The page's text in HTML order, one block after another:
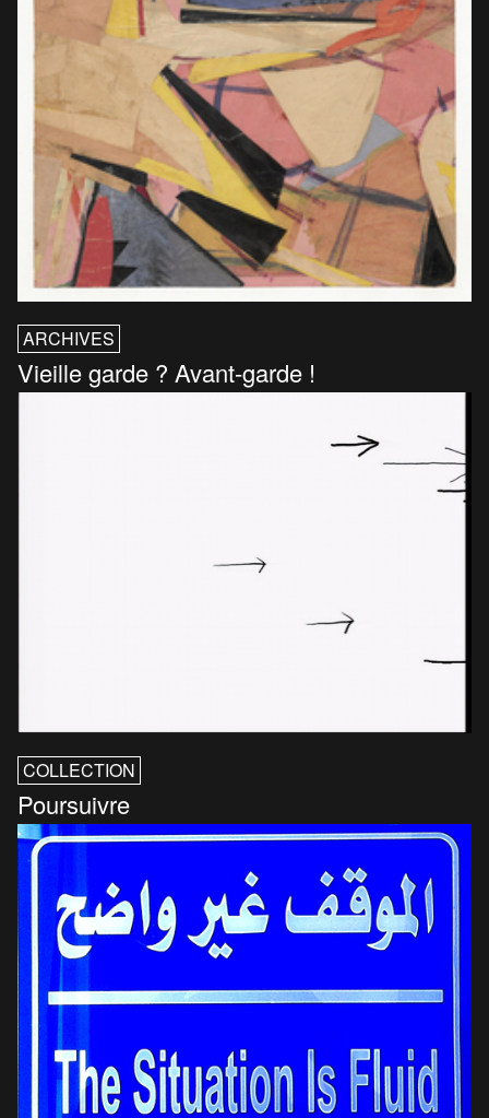
ARCHIVES
Vieille garde ? Avant-garde !
COLLECTION
Poursuivre